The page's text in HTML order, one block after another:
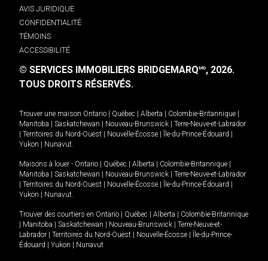
AVIS JURIDIQUE
CONFIDENTIALITÉ
TÉMOINS
ACCESSIBILITÉ
© SERVICES IMMOBILIERS BRIDGEMARQMD, 2026.
TOUS DROITS RÉSERVÉS.
Trouver une maison Ontario Québec Alberta Colombie-Britannique
Manitoba
Saskatchewan Nouveau-Brunswick
Terre-Neuve-et-Labrador
Territoires du Nord-Ouest Nouvelle-Écosse Île-du-Prince-Édouard
Yukon
Nunavut.
Maisons à louer - Ontario Québec Alberta Colombie-Britannique
Manitoba
Saskatchewan Nouveau-Brunswick
Terre-Neuve-et-Labrador
Territoires du Nord-Ouest Nouvelle-Écosse Île-du-Prince-Édouard
Yukon
Nunavut.
Trouver des courtiers en Ontario Québec Alberta
Colombie-Britannique
Manitoba Saskatchewan Nouveau-Brunswick
Terre-Neuve-et-
Labrador
Territoires du Nord-Ouest Nouvelle-Écosse
Île-du-Prince-
Édouard
Yukon Nunavut